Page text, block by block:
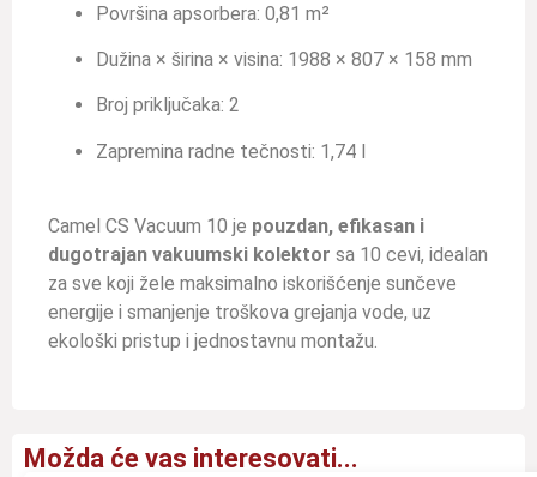
Površina apsorbera: 0,81 m²
Dužina × širina × visina: 1988 × 807 × 158 mm
Broj priključaka: 2
Zapremina radne tečnosti: 1,74 l
Camel CS Vacuum 10 je pouzdan, efikasan i
dugotrajan vakuumski kolektor sa 10 cevi, idealan
za sve koji žele maksimalno iskorišćenje sunčeve
energije i smanjenje troškova grejanja vode, uz
ekološki pristup i jednostavnu montažu.
Možda će vas interesovati...